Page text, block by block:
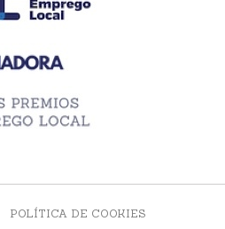
POLÍTICA DE COOKIES